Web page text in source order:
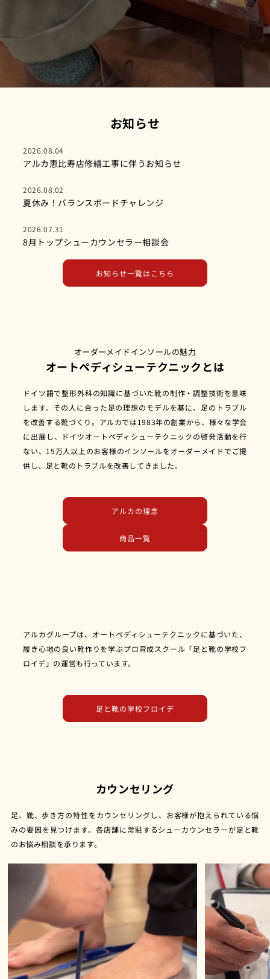
お知らせ
2026.08.04
アルカ恵比寿店修繕工事に伴うお知らせ
2026.08.02
夏休み！バランスボードチャレンジ
2026.07.31
8月トップシューカウンセラー相談会
お知らせ一覧はこちら
オーダーメイドインソールの魅力
オートペディシューテクニックとは
ドイツ語で整形外科の知識に基づいた靴の制作・調整技術を意味
します。その人に合った足の理想のモデルを基に、足のトラブル
を改善する靴づくり。アルカでは1983年の創業から、様々な学会
に出展し、ドイツオートペディシューテクニックの啓発活動を行
ない、15万人以上のお客様のインソールをオーダーメイドでご提
供し、足と靴のトラブルを改善してきました。
アルカの理念
商品一覧
アルカグループは、オートペディシューテクニックに基づいた、
履き心地の良い靴作りを学ぶプロ育成スクール「足と靴の学校フ
ロイデ」の運営も行っています。
足と靴の学校フロイデ
カウンセリング
足、靴、歩き方の特性をカウンセリングし、お客様が抱えられている悩
みの要因を見つけます。各店舗に常駐するシューカウンセラーが足と靴
のお悩み相談を承ります。